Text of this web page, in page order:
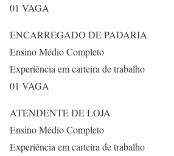
01 VAGA
ENCARREGADO DE PADARIA
Ensino Médio Completo
Experiência em carteira de trabalho
01 VAGA
ATENDENTE DE LOJA
Ensino Médio Completo
Experiência em carteira de trabalho